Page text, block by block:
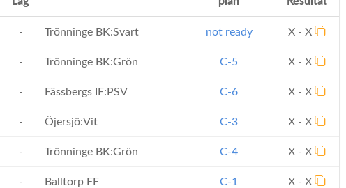
- Trönninge BK:Svart not ready X - X
- Trönninge BK:Grön C-5 X - X
- Fässbergs IF:PSV C-6 X - X
- Öjersjö:Vit C-3 X - X
- Trönninge BK:Grön C-4 X - X
- Balltorp FF C-1 X - X